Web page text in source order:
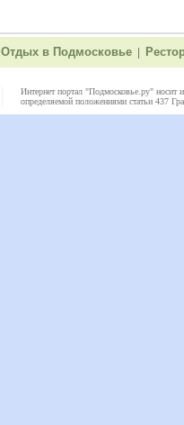
Отдых в Подмосковье
Интернет портал "Подмосковье.ру" носит
определяемой положениями статьи 437